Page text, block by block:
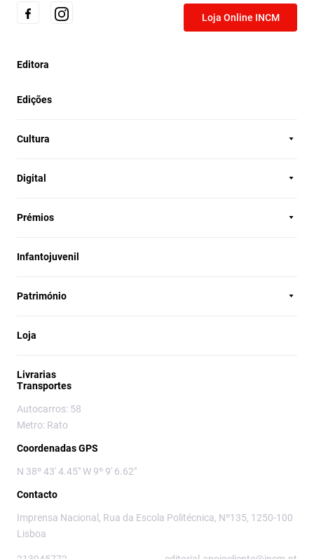
Loja Online INCM
Editora
Edições
Cultura
Digital
Prémios
Infantojuvenil
Património
Loja
Livrarias
Transportes
Autocarros: 58
Metro: Rato
Coordenadas GPS
N 38º 43' 4.45" W 9º 9' 6.62"
Contacto
Imprensa Nacional, Rua da Escola Politécnica, Nº135, 1250-100
Lisboa